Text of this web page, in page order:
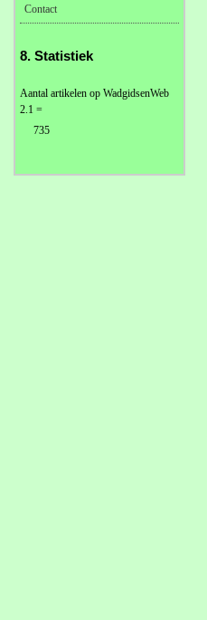
Contact
8. Statistiek
Aantal artikelen op WadgidsenWeb
2.1 =
735